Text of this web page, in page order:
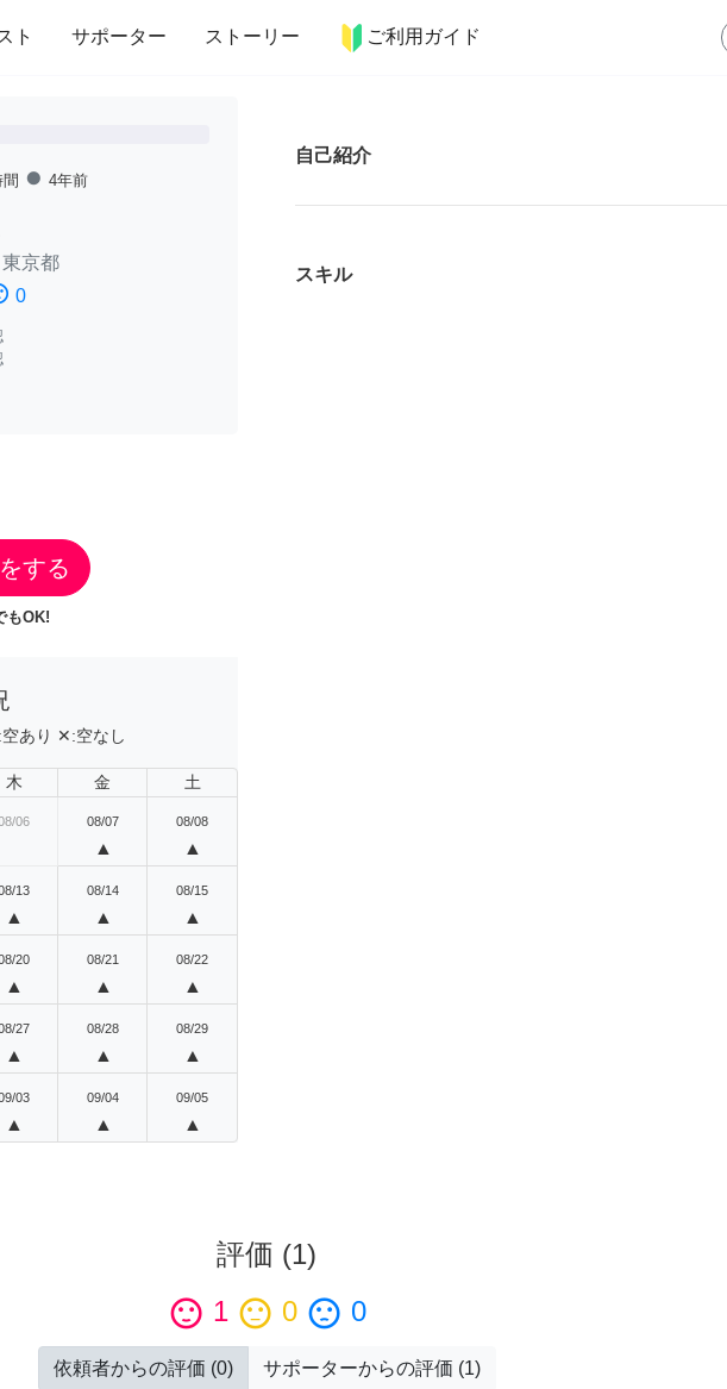
ト サポーター ストーリー ご利用ガイド
インテリア 趣味・習い事 ペット 料理
fiber_manual_record 4年前
東京都
0
する
もOK!
空あり ✕:空なし
木 金 土
06 08/07
▲
08/08
▲
13
▲
08/14
▲
08/15
▲
20
▲
08/21
▲
08/22
▲
27
▲
08/28
▲
08/29
▲
03
▲
09/04
▲
09/05
▲
自己紹介
スキル
評価 (1)
sentiment_satisfied 1 sentiment_neutral 0 sentiment_dissatisfied 0
依頼者からの評価 (0) サポーターからの評価 (1)